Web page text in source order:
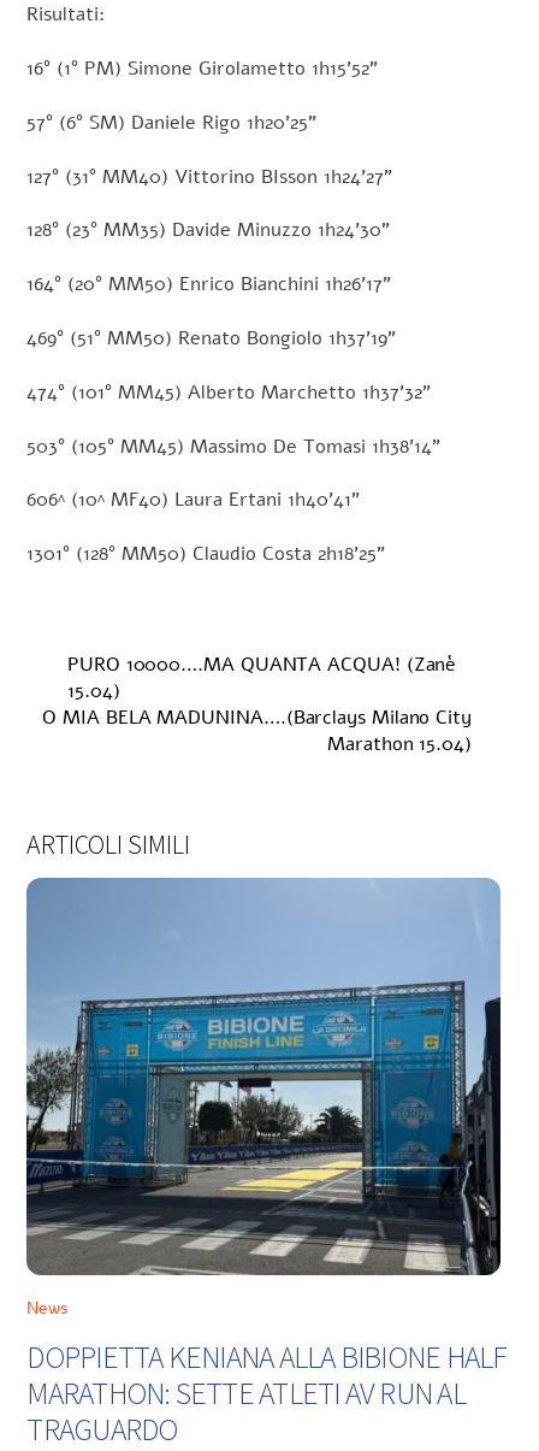
Risultati:
16° (1° PM) Simone Girolametto 1h15’52”
57° (6° SM) Daniele Rigo 1h20’25”
127° (31° MM40) Vittorino BIsson 1h24’27”
128° (23° MM35) Davide Minuzzo 1h24’30”
164° (20° MM50) Enrico Bianchini 1h26’17”
469° (51° MM50) Renato Bongiolo 1h37’19”
474° (101° MM45) Alberto Marchetto 1h37’32”
503° (105° MM45) Massimo De Tomasi 1h38’14”
606^ (10^ MF40) Laura Ertani 1h40’41”
1301° (128° MM50) Claudio Costa 2h18’25”
PURO 10000….MA QUANTA ACQUA! (Zanè
15.04)
O MIA BELA MADUNINA….(Barclays Milano City
Marathon 15.04)
ARTICOLI SIMILI
News
DOPPIETTA KENIANA ALLA BIBIONE HALF
MARATHON: SETTE ATLETI AV RUN AL
TRAGUARDO